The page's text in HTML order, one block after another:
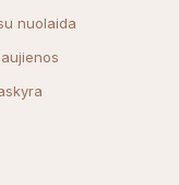
nuolaida